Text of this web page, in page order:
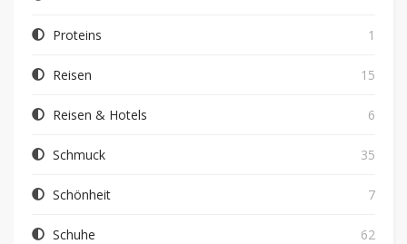
Proteins 1
Reisen 15
Reisen & Hotels 6
Schmuck 35
Schönheit 7
Schuhe 62